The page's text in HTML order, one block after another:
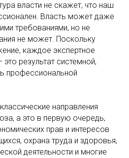
власти не скажет, что наш
Власть может даже
требованиями, но не
не может. Поскольку
каждое экспертное
результат системной,
профессиональной
направления
а это в первую очередь,
прав и интересов
охрана труда и здоровья,
деятельности и многие